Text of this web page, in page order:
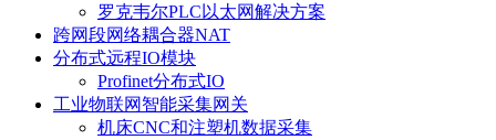
罗克韦尔PLC以太网解决方案
跨网段网络耦合器NAT
分布式远程IO模块
Profinet分布式IO
工业物联网智能采集网关
机床CNC和注塑机数据采集